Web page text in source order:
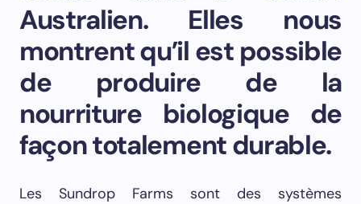
Australien. Elles nous
montrent qu’il est possible
de produire de la
nourriture biologique de
façon totalement durable.
Les Sundrop Farms sont des systèmes